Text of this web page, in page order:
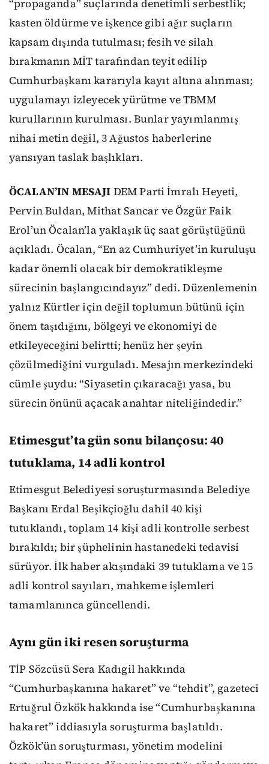
“propaganda” suçlarında denetimli serbestlik;
kasten öldürme ve işkence gibi ağır suçların
kapsam dışında tutulması; fesih ve silah
bırakmanın MİT tarafından teyit edilip
Cumhurbaşkanı kararıyla kayıt altına alınması;
uygulamayı izleyecek yürütme ve TBMM
kurullarının kurulması. Bunlar yayımlanmış
nihai metin değil, 3 Ağustos haberlerine
yansıyan taslak başlıkları.
ÖCALAN’IN MESAJI DEM Parti İmralı Heyeti,
Pervin Buldan, Mithat Sancar ve Özgür Faik
Erol’un Öcalan’la yaklaşık üç saat görüştüğünü
açıkladı. Öcalan, “En az Cumhuriyet’in kuruluşu
kadar önemli olacak bir demokratikleşme
sürecinin başlangıcındayız” dedi. Düzenlemenin
yalnız Kürtler için değil toplumun bütünü için
önem taşıdığını, bölgeyi ve ekonomiyi de
etkileyeceğini belirtti; henüz her şeyin
çözülmediğini vurguladı. Mesajın merkezindeki
cümle şuydu: “Siyasetin çıkaracağı yasa, bu
sürecin önünü açacak anahtar niteliğindedir.”
Etimesgut’ta gün sonu bilançosu: 40
tutuklama, 14 adli kontrol
Etimesgut Belediyesi soruşturmasında Belediye
Başkanı Erdal Beşikçioğlu dahil 40 kişi
tutuklandı, toplam 14 kişi adli kontrolle serbest
bırakıldı; bir şüphelinin hastanedeki tedavisi
sürüyor. İlk haber akışındaki 39 tutuklama ve 15
adli kontrol sayıları, mahkeme işlemleri
tamamlanınca güncellendi.
Aynı gün iki resen soruşturma
TİP Sözcüsü Sera Kadıgil hakkında
“Cumhurbaşkanına hakaret” ve “tehdit”, gazeteci
Ertuğrul Özkök hakkında ise “Cumhurbaşkanına
hakaret” iddiasıyla soruşturma başlatıldı.
Özkök’ün soruşturması, yönetim modelini